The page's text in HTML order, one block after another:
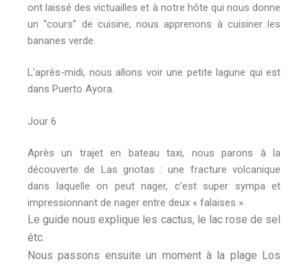
ont laissé des victuailles et à notre hôte qui nous donne
un “cours” de cuisine, nous apprenons à cuisiner les
bananes verde.
L’après-midi, nous allons voir une petite lagune qui est
dans Puerto Ayora.
Jour 6
Après un trajet en bateau taxi, nous parons à la
découverte de Las griotas : une fracture volcanique
dans laquelle on peut nager, c’est super sympa et
impressionnant de nager entre deux « falaises ».
Le guide nous explique les cactus, le lac rose de sel
étc.
Nous passons ensuite un moment à la plage Los